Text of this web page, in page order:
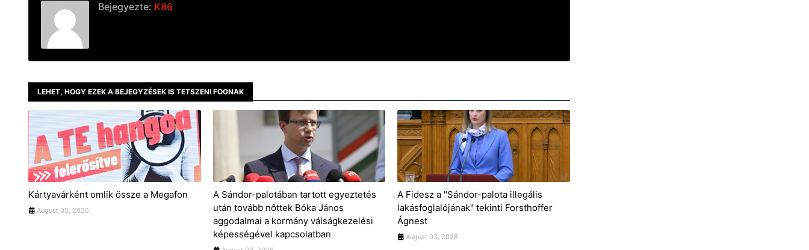
Bejegyezte: K86
LEHET, HOGY EZEK A BEJEGYZÉSEK IS TETSZENI FOGNAK
Kártyavárként omlik össze a Megafon
August 05, 2026
A Sándor-palotában tartott egyeztetés
után tovább nőttek Bóka János
aggodalmai a kormány válságkezelési
képességével kapcsolatban
A Fidesz a "Sándor-palota illegális
lakásfoglalójának" tekinti Forsthoffer
Ágnest
August 03, 2026